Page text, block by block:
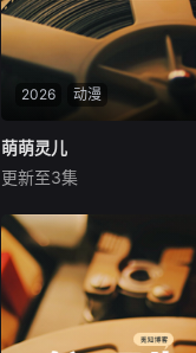
2026 动漫
萌萌灵儿
未知
少女魂穿到了小时候的世界，
为了当上富二代让父亲卖掉房
子搞投资
萌萌灵儿
更新至3集